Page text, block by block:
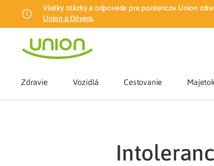
Všetky otázky a odpovede pre poistencov Union
Union a Dôvera.
Zdravie
Zmena
Vozidlá Cestovanie